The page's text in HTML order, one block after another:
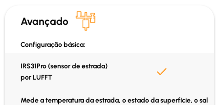
Dados em Vejvejr
Avançado
Configuração básica:
IRS31Pro (sensor de estrada)
por LUFFT
Mede a temperatura da estrada, o estado da superfície, o sal